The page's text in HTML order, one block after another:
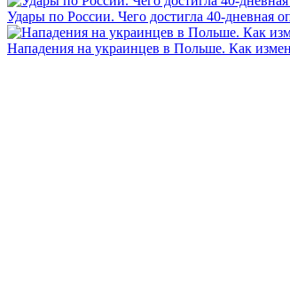
Удары по России. Чего достигла 40-дневная
Нападения на украинцев в Польше. Как